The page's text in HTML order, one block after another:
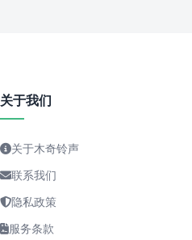
关于我们
关于木奇铃声
联系我们
隐私政策
服务条款